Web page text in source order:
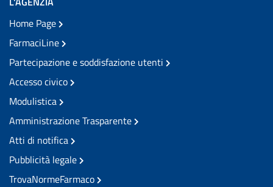
Home Page
FarmaciLine
Partecipazione e soddisfazione utenti
Accesso civico
Modulistica
Amministrazione Trasparente
Atti di notifica
Pubblicità legale
TrovaNormeFarmaco